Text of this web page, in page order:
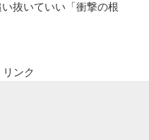
抜いていい「衝撃の根
リンク